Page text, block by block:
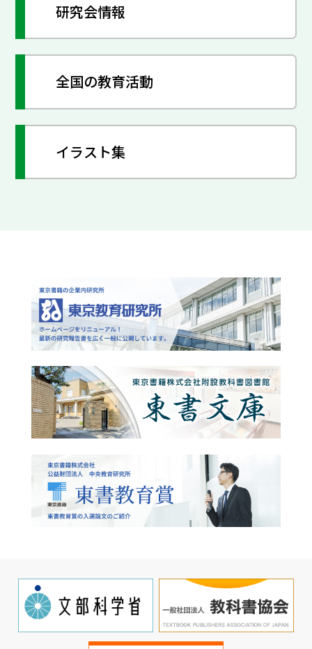
研究会情報
全国の教育活動
イラスト集